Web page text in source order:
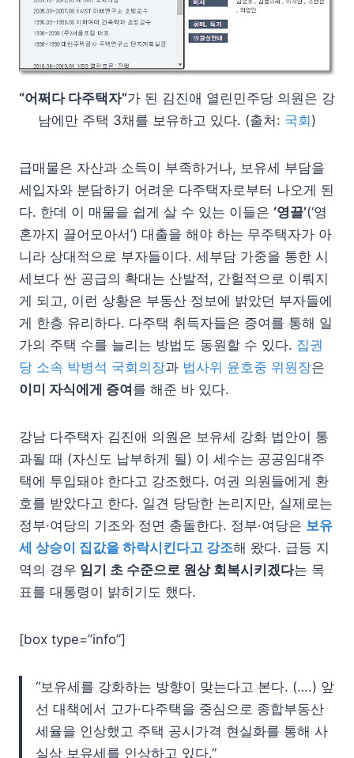
“어쩌다 다주택자”가 된 김진애 열린민주당 의원은 강
남에만 주택 3채를 보유하고 있다. (출처: 국회 )
급매물은 자산과 소득이 부족하거나, 보유세 부담을
세입자와 분담하기 어려운 다주택자로부터 나오게 된
다. 한데 이 매물을 쉽게 살 수 있는 이들은 ‘영끌’(‘영
혼까지 끌어모아서’) 대출을 해야 하는 무주택자가 아
니라 상대적으로 부자들이다. 세부담 가중을 통한 시
세보다 싼 공급의 확대는 산발적, 간헐적으로 이뤄지
게 되고, 이런 상황은 부동산 정보에 밝았던 부자들에
게 한층 유리하다. 다주택 취득자들은 증여를 통해 일
가의 주택 수를 늘리는 방법도 동원할 수 있다. 집권
당 소속 박병석 국회의장과 법사위 윤호중 위원장은
이미 자식에게 증여 를 해준 바 있다.
강남 다주택자 김진애 의원은 보유세 강화 법안이 통
과될 때 (자신도 납부하게 될) 이 세수는 공공임대주
택에 투입돼야 한다고 강조했다. 여권 의원들에게 환
호를 받았다고 한다. 일견 당당한 논리지만, 실제로는
정부·여당의 기조와 정면 충돌한다. 정부·여당은 보유
세 상승이 집값을 하락시킨다고 강조해 왔다. 급등 지
역의 경우 임기 초 수준으로 원상 회복시키겠다는 목
표를 대통령이 밝히기도 했다.
[box type=”info”]
“보유세를 강화하는 방향이 맞는다고 본다. (….) 앞
선 대책에서 고가·다주택을 중심으로 종합부동산
세율을 인상했고 주택 공시가격 현실화를 통해 사
실상 보유세를 인상하고 있다.”